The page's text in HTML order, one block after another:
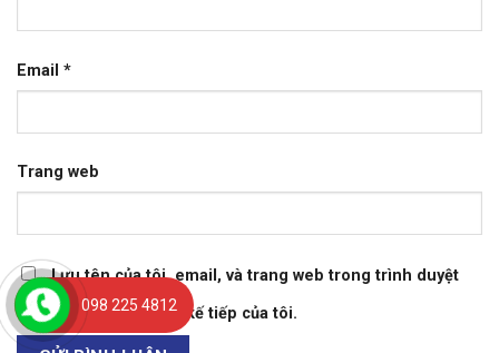
Email *
Trang web
Lưu tên của tôi, email, và trang web trong trình duyệt
này cho lần bình luận kế tiếp của tôi.
098 225 4812